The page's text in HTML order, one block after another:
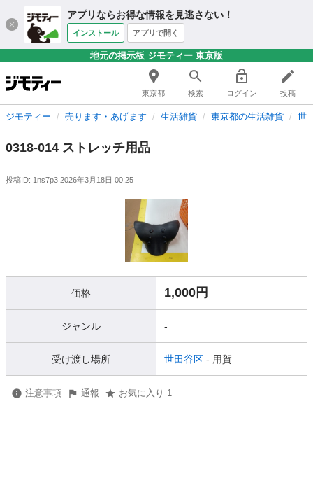
アプリならお得な情報を見逃さない！
インストール アプリで開く
地元の掲示板 ジモティー 東京版
東京都 検索 ログイン 投稿
ジモティー 売ります・あげます 生活雑貨 東京都の生活雑貨 世
0318-014 ストレッチ用品
投稿ID: 1ns7p3 2026年3月18日 00:25
価格 1,000円
ジャンル -
受け渡し場所 世田谷区 - 用賀
注意事項 通報 お気に入り 1